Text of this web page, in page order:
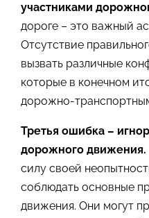
участниками
дороге – это важный
Отсутствие
вызвать различные
которые в конечном
дорожно-
Третья ошибка –
дорожного движения.
силу своей
соблюдать основные
движения. Они могут